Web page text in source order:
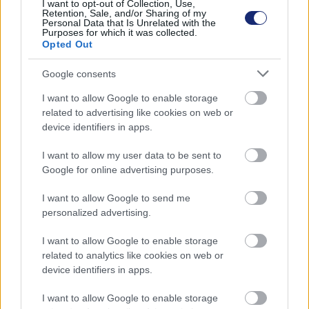
I want to opt-out of Collection, Use,
Retention, Sale, and/or Sharing of my
Personal Data that Is Unrelated with the
Purposes for which it was collected.
Opted Out
Google consents
I want to allow Google to enable storage
related to advertising like cookies on web or
device identifiers in apps.
I want to allow my user data to be sent to
Google for online advertising purposes.
I want to allow Google to send me
personalized advertising.
I want to allow Google to enable storage
related to analytics like cookies on web or
device identifiers in apps.
I want to allow Google to enable storage
Műtrágya hajtja ezt a
környezetbarát traktort
Andersen Dávid|2022 június 4. 10:21